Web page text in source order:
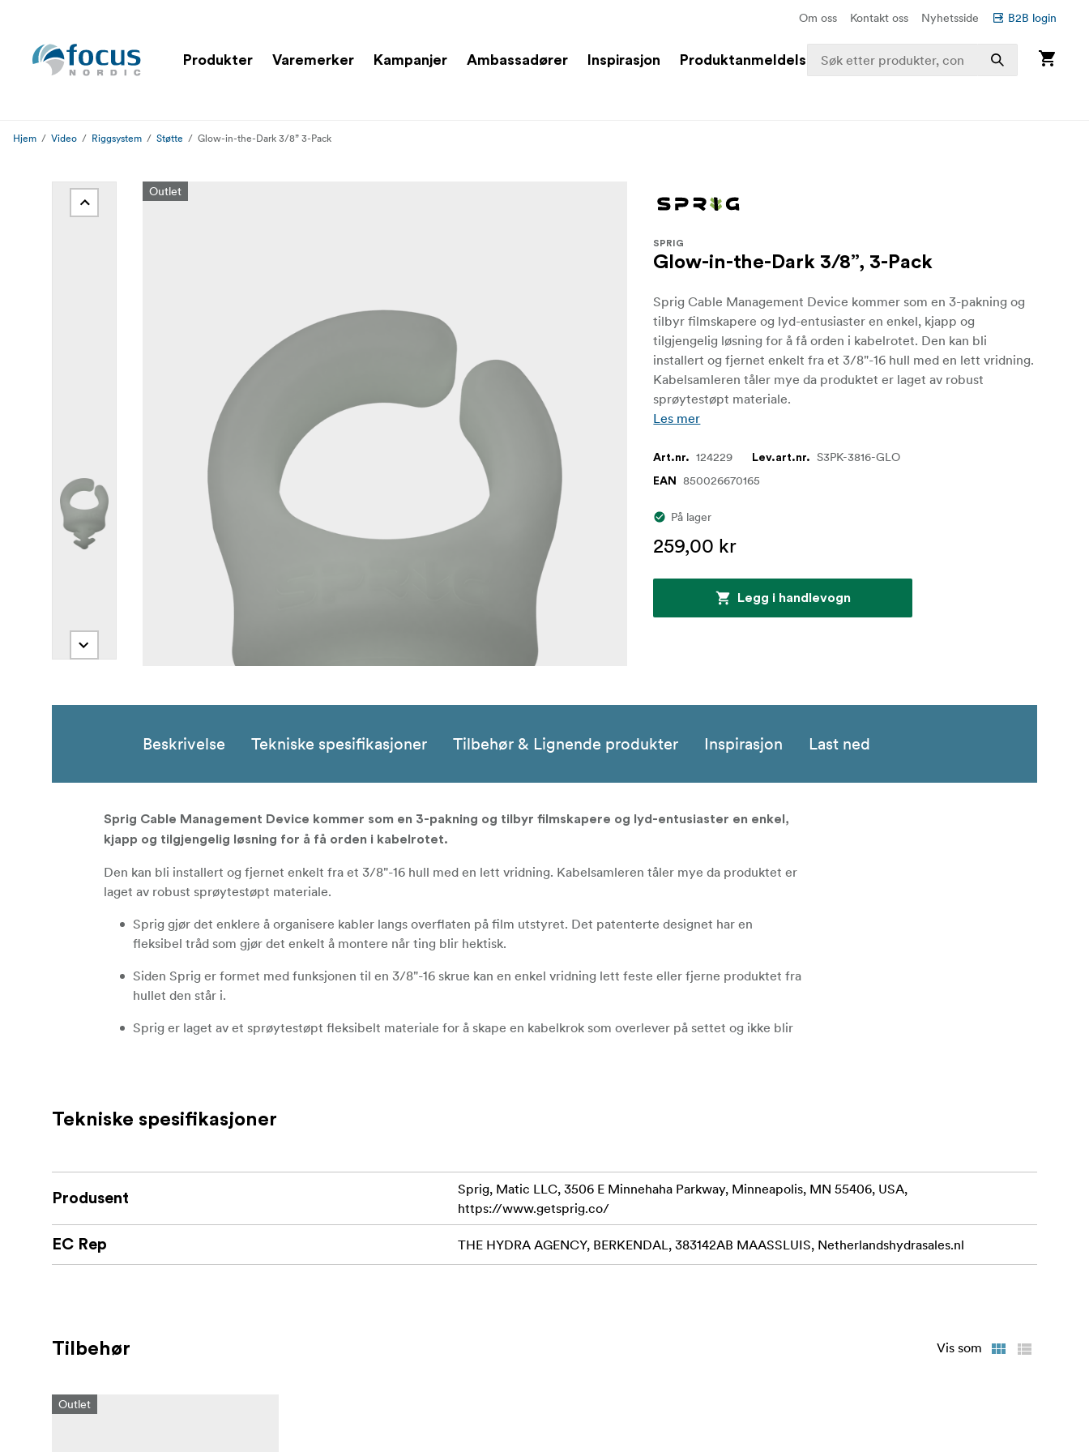
Om oss Kontakt oss Nyhetsside B2B login
Produkter Varemerker Kampanjer Ambassadører Inspirasjon Produktanmeldelser
Hjem Video Riggsystem Støtte Glow-in-the-Dark 3/8” 3-Pack
Outlet
SPRIG
Glow-in-the-Dark 3/8”, 3-Pack
Sprig Cable Management Device kommer som en 3-pakning og
tilbyr filmskapere og lyd-entusiaster en enkel, kjapp og
tilgjengelig løsning for å få orden i kabelrotet. Den kan bli
installert og fjernet enkelt fra et 3/8"-16 hull med en lett vridning.
Kabelsamleren tåler mye da produktet er laget av robust
sprøytestøpt materiale.
Les mer
Art.nr. 124229 Lev.art.nr. S3PK-3816-GLO
EAN 850026670165
På lager
259,00 kr
Legg i handlevogn
Beskrivelse Tekniske spesifikasjoner Tilbehør & Lignende produkter Inspirasjon Last ned
Sprig Cable Management Device kommer som en 3-pakning og tilbyr filmskapere og lyd-entusiaster en enkel,
kjapp og tilgjengelig løsning for å få orden i kabelrotet.
Den kan bli installert og fjernet enkelt fra et 3/8"-16 hull med en lett vridning. Kabelsamleren tåler mye da produktet er
laget av robust sprøytestøpt materiale.
Sprig gjør det enklere å organisere kabler langs overflaten på film utstyret. Det patenterte designet har en
fleksibel tråd som gjør det enkelt å montere når ting blir hektisk.
Siden Sprig er formet med funksjonen til en 3/8"-16 skrue kan en enkel vridning lett feste eller fjerne produktet fra
hullet den står i.
Sprig er laget av et sprøytestøpt fleksibelt materiale for å skape en kabelkrok som overlever på settet og ikke blir
Tekniske spesifikasjoner
Produsent
Sprig, Matic LLC, 3506 E Minnehaha Parkway, Minneapolis, MN 55406, USA,
https://www.getsprig.co/
EC Rep THE HYDRA AGENCY, BERKENDAL, 383142AB MAASSLUIS, Netherlandshydrasales.nl
Tilbehør Vis som
Outlet